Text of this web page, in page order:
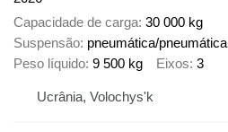
Capacidade de carga 30 000 kg
Suspensão pneumática/pneumática
Peso líquido 9 500 kg Eixos 3
Ucrânia, Volochys'k